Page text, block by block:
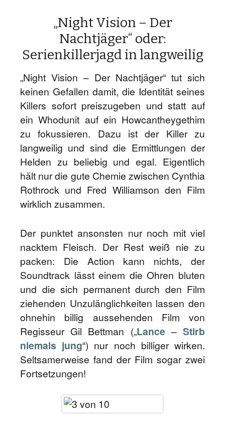
„Night Vision – Der
Nachtjäger“ oder:
Serienkillerjagd in langweilig
„Night Vision – Der Nachtjäger“ tut sich
keinen Gefallen damit, die Identität seines
Killers sofort preiszugeben und statt auf
ein Whodunit auf ein Howcantheygethim
zu fokussieren. Dazu ist der Killer zu
langweilig und sind die Ermittlungen der
Helden zu beliebig und egal. Eigentlich
hält nur die gute Chemie zwischen Cynthia
Rothrock und Fred Williamson den Film
wirklich zusammen.
Der punktet ansonsten nur noch mit viel
nacktem Fleisch. Der Rest weiß nie zu
packen: Die Action kann nichts, der
Soundtrack lässt einem die Ohren bluten
und die sich permanent durch den Film
ziehenden Unzulänglichkeiten lassen den
ohnehin billig aussehenden Film von
Regisseur Gil Bettman („Lance – Stirb
niemals jung“) nur noch billiger wirken.
Seltsamerweise fand der Film sogar zwei
Fortsetzungen!